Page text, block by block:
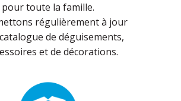
pour toute la famille.
régulièrement à jour
de déguisements,
et de décorations.